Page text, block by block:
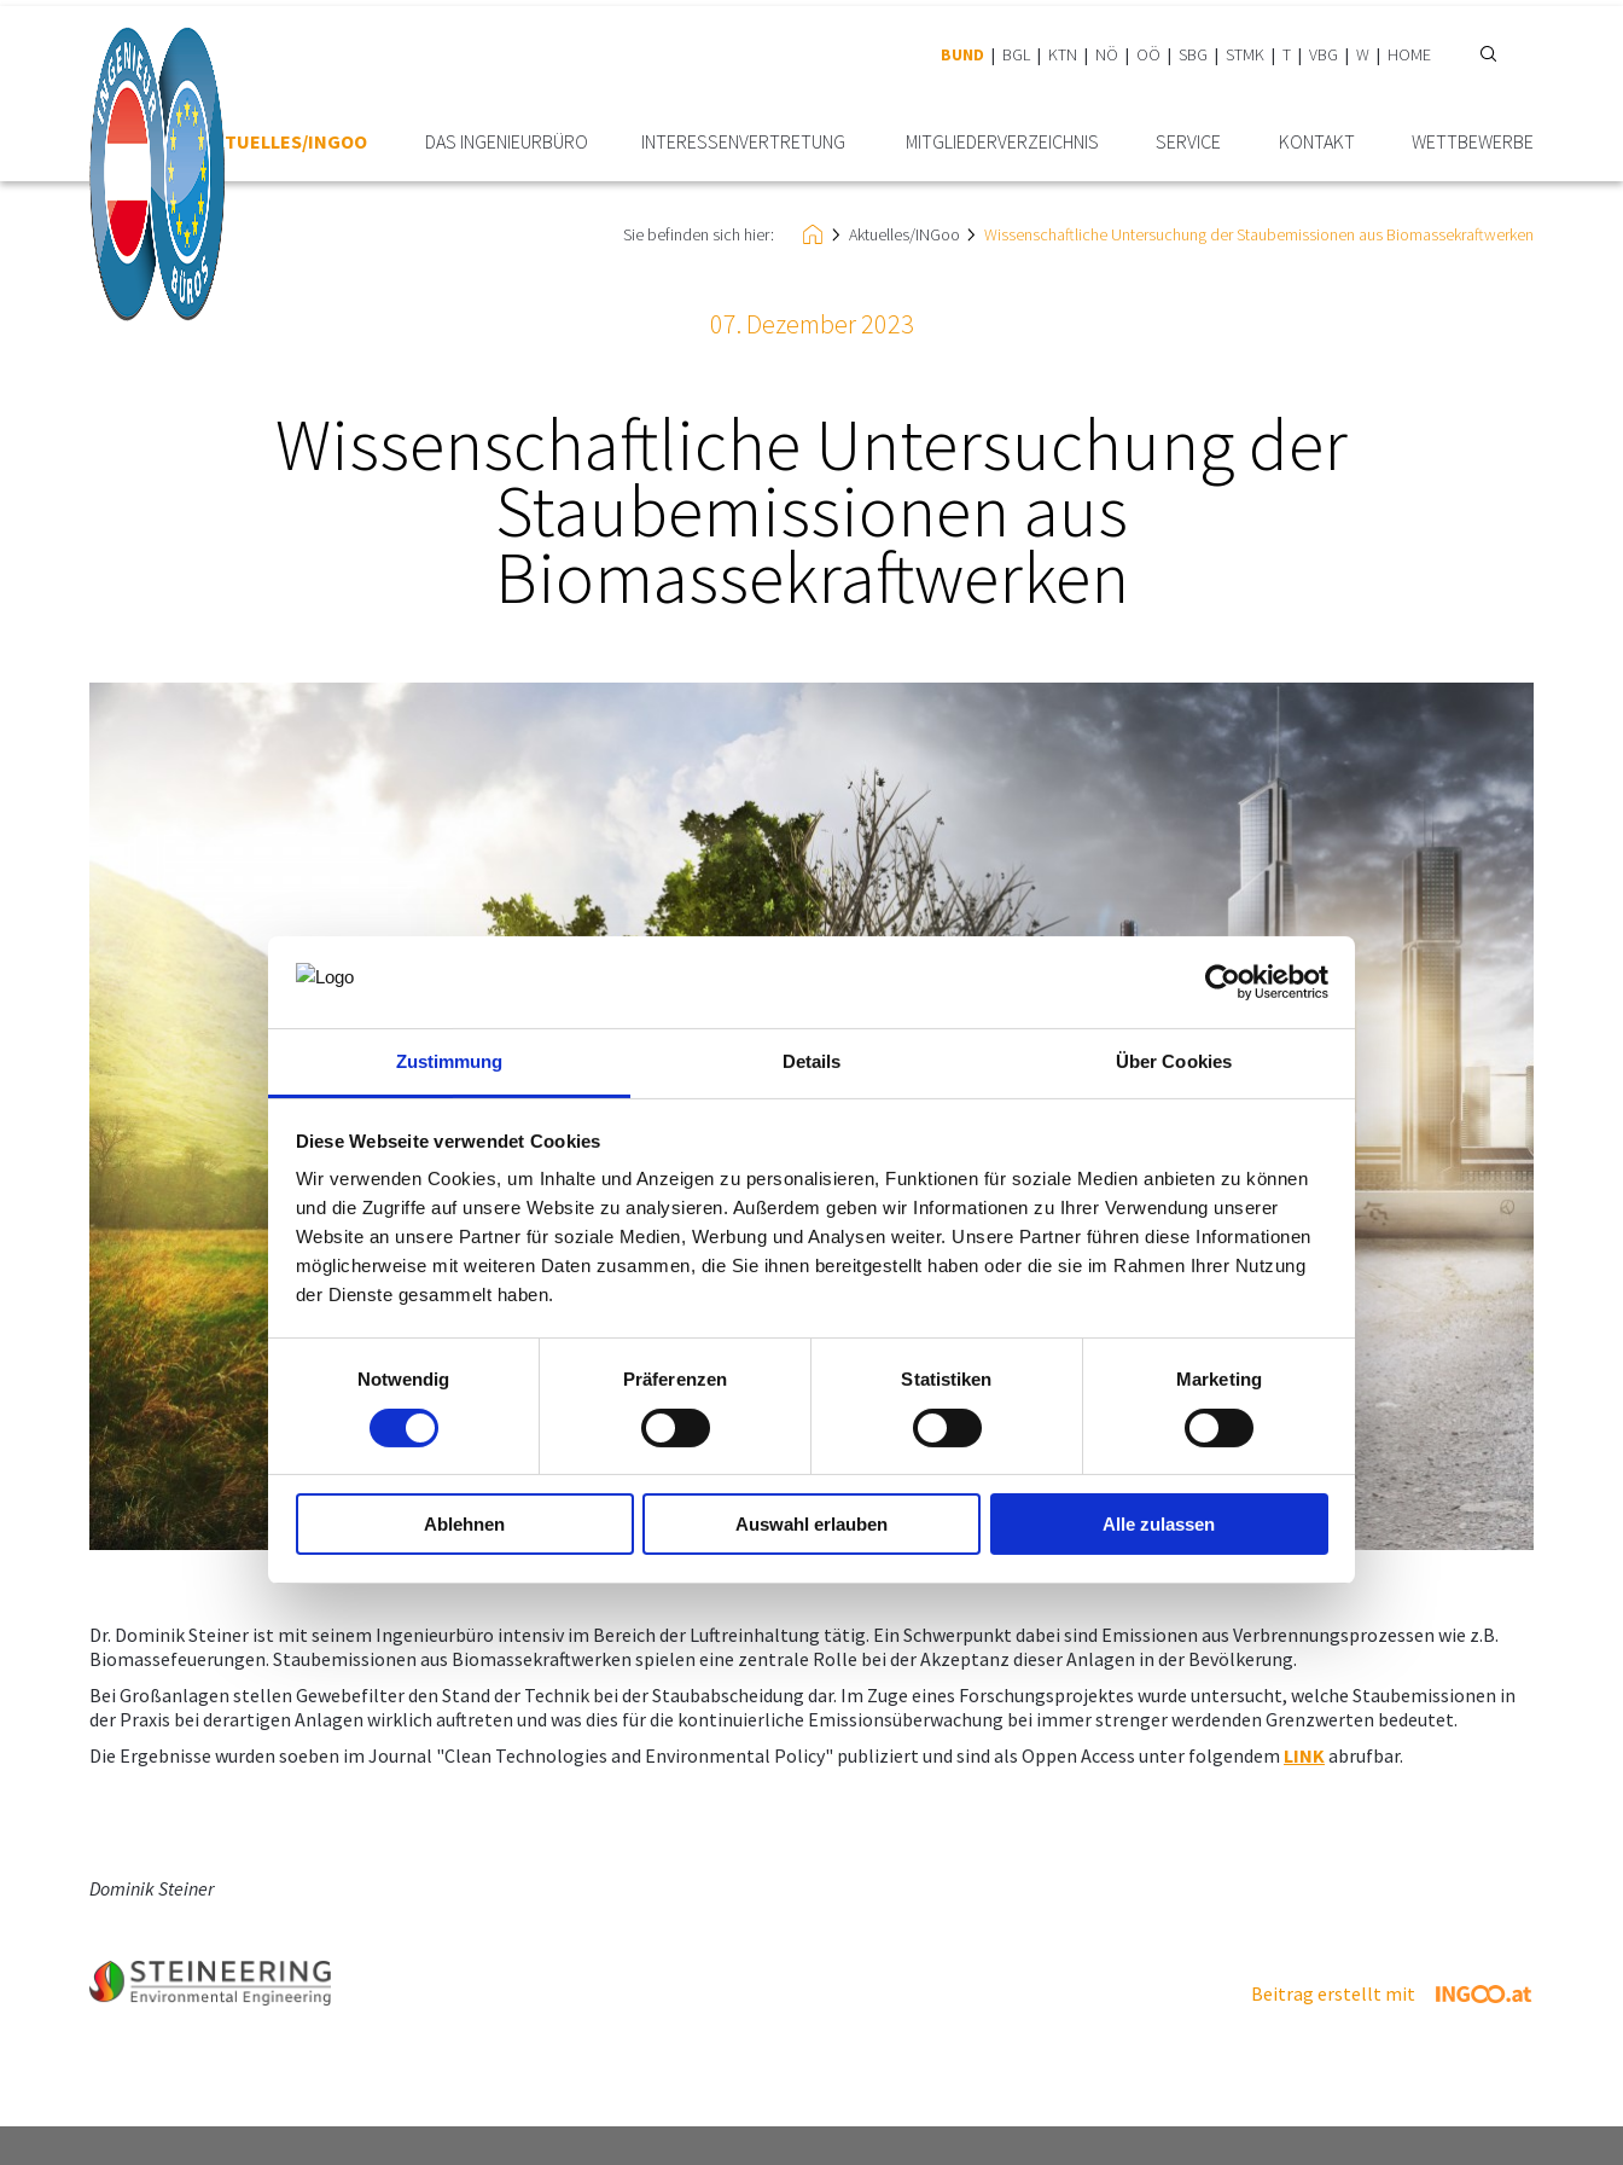
Zustimmung Details Über Cookies
Diese Webseite verwendet Cookies
Wir verwenden Cookies, um Inhalte und Anzeigen zu personalisieren, Funktionen für soziale Medien anbieten zu können
und die Zugriffe auf unsere Website zu analysieren. Außerdem geben wir Informationen zu Ihrer Verwendung unserer
Website an unsere Partner für soziale Medien, Werbung und Analysen weiter. Unsere Partner führen diese Informationen
möglicherweise mit weiteren Daten zusammen, die Sie ihnen bereitgestellt haben oder die sie im Rahmen Ihrer Nutzung
der Dienste gesammelt haben.
Einwilligungsauswahl
Notwendig
Präferenzen Statistiken Marketing
Ablehnen Auswahl erlauben Alle zulassen
BUND BGL KTN NÖ OÖ SBG STMK T VBG W HOME
HOME AKTUELLES/INGOO DAS INGENIEURBÜRO INTERESSEN­VERTRETUNG MITGLIEDER­VERZEICHNIS SERVICE KONTAKT WETTBEWERBE
Sie befinden sich hier: Aktuelles/INGoo Wissenschaftliche Untersuchung der Staubemissionen aus Biomassekraftwerken
07. Dezember 2023
Wissenschaftliche Untersuchung der
Staubemissionen aus
Biomassekraftwerken
Dr. Dominik Steiner ist mit seinem Ingenieurbüro intensiv im Bereich der Luftreinhaltung tätig. Ein Schwerpunkt dabei sind Emissionen aus Verbrennungsprozessen wie z.B.
Biomassefeuerungen. Staubemissionen aus Biomassekraftwerken spielen eine zentrale Rolle bei der Akzeptanz dieser Anlagen in der Bevölkerung.
Bei Großanlagen stellen Gewebefilter den Stand der Technik bei der Staubabscheidung dar. Im Zuge eines Forschungsprojektes wurde untersucht, welche Staubemissionen in
der Praxis bei derartigen Anlagen wirklich auftreten und was dies für die kontinuierliche Emissionsüberwachung bei immer strenger werdenden Grenzwerten bedeutet.
Die Ergebnisse wurden soeben im Journal "Clean Technologies and Environmental Policy" publiziert und sind als Oppen Access unter folgendem LINK abrufbar.
Dominik Steiner
Beitrag erstellt mit